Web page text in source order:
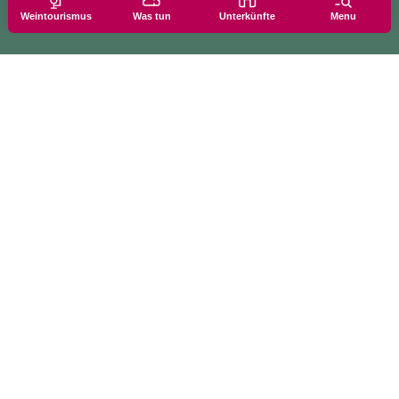
Weintourismus Was tun Unterkünfte Menu